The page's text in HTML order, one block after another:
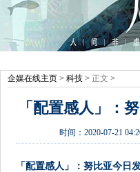
企媒在线主页 > 科技 > 正文 >
「配置感人」：
时间：2020-07-21
「配置感人」：努比亚今日